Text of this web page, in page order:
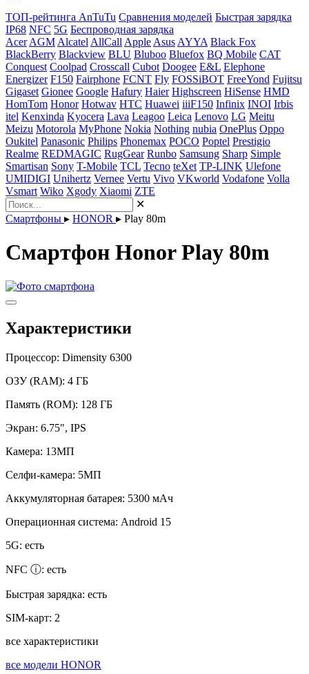
ТОП-рейтинга AnTuTu Сравнения моделей Быстрая зарядка
IP68 NFC 5G Беспроводная зарядка
Acer AGM Alcatel AllCall Apple Asus AYYA Black Fox
BlackBerry Blackview BLU Bluboo Bluefox BQ Mobile CAT
Conquest Coolpad Crosscall Cubot Doogee E&L Elephone
Energizer F150 Fairphone FCNT Fly FOSSiBOT FreeYond Fujitsu
Gigaset Gionee Google Hafury Haier Highscreen HiSense HMD
HomTom Honor Hotwav HTC Huawei iiiF150 Infinix INOI Irbis
itel Kenxinda Kyocera Lava Leagoo Leica Lenovo LG Meitu
Meizu Motorola MyPhone Nokia Nothing nubia OnePlus Oppo
Oukitel Panasonic Philips Phonemax POCO Poptel Prestigio
Realme REDMAGIC RugGear Runbo Samsung Sharp Simple
Smartisan Sony T-Mobile TCL Tecno teXet TP-LINK Ulefone
UMIDIGI Unihertz Vernee Vertu Vivo VKworld Vodafone Volla
Vsmart Wiko Xgody Xiaomi ZTE
✕
Смартфоны ▸ HONOR ▸ Play 80m
Смартфон Honor Play 80m
Характеристики
Процессор: Dimensity 6300
ОЗУ (RAM): 4 ГБ
Память (ROM): 128 ГБ
Экран: 6.75", IPS
Камера: 13МП
Селфи-камера: 5МП
Аккумуляторная батарея: 5300 мАч
Операционная система: Android 15
5G: есть
NFC ⓘ: есть
Быстрая зарядка: есть
SIM-карт: 2
все характеристики
все модели HONOR